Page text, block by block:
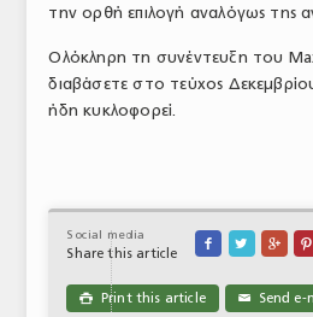
την ορθή επιλογή αναλόγως της
Ολόκληρη τη συνέντευξη του
διαβάσετε στο τεύχος
ήδη κυκλοφορεί.
Social media
Share this article
   
 Print this article ✉ Send e-